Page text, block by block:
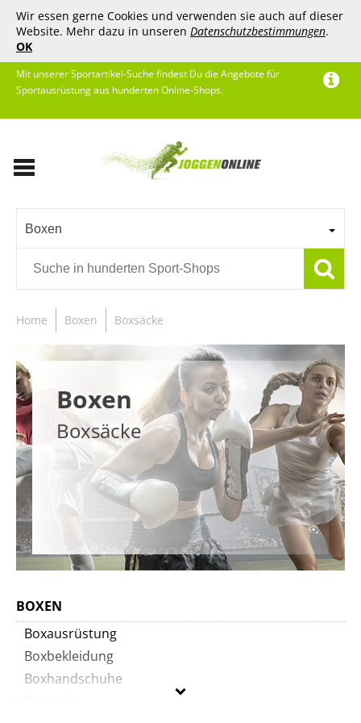
Wir essen gerne Cookies und verwenden sie auch auf dieser
Website. Mehr dazu in unseren Datenschutzbestimmungen.
OK
Mit unserer Sportartikel-Suche findest Du die Angebote für
Sportausrüstung aus hunderten Online-Shops.
Boxen
Home Boxen Boxsäcke
Boxen
Boxsäcke
BOXEN
Boxausrüstung
Boxbekleidung
Boxhandschuhe